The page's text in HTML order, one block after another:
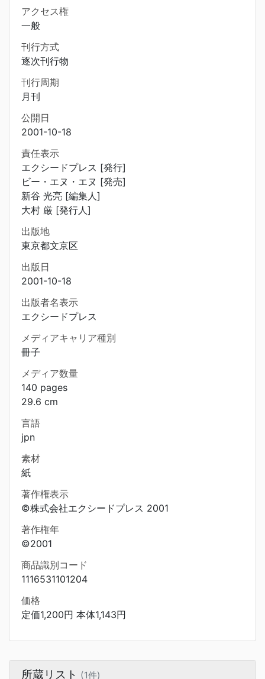
アクセス権
一般
刊行方式
逐次刊行物
刊行周期
月刊
公開日
2001-10-18
責任表示
エクシードプレス [発行]
ビー・エヌ・エヌ [発売]
新谷 光亮 [編集人]
大村 厳 [発行人]
出版地
東京都文京区
出版日
2001-10-18
出版者名表示
エクシードプレス
メディアキャリア種別
冊子
メディア数量
140 pages
29.6 cm
言語
jpn
素材
紙
著作権表示
©株式会社エクシードプレス 2001
著作権年
©2001
商品識別コード
1116531101204
価格
定価1,200円 本体1,143円
所蔵リスト (1件)